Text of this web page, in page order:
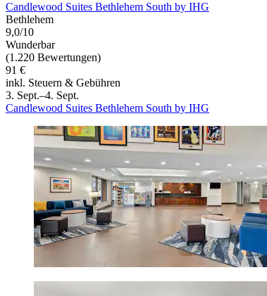
Candlewood Suites Bethlehem South by IHG
Bethlehem
9,0/10
Wunderbar
(1.220 Bewertungen)
91 €
inkl. Steuern & Gebühren
3. Sept.–4. Sept.
Candlewood Suites Bethlehem South by IHG